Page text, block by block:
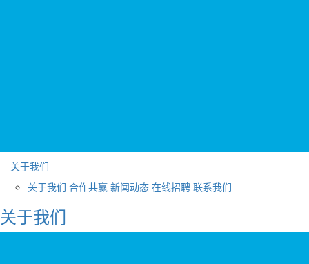
关于我们
关于我们 合作共赢 新闻动态 在线招聘 联系我们
关于我们